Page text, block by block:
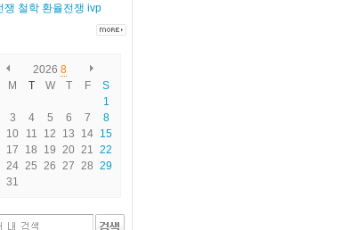
쟁 철학 환율전쟁 ivp
2026 8
M T W T F
S
1
3 4 5 6 7
8
10 11 12 13 14 15
17 18 19 20 21
22
24 25 26 27 28 29
31